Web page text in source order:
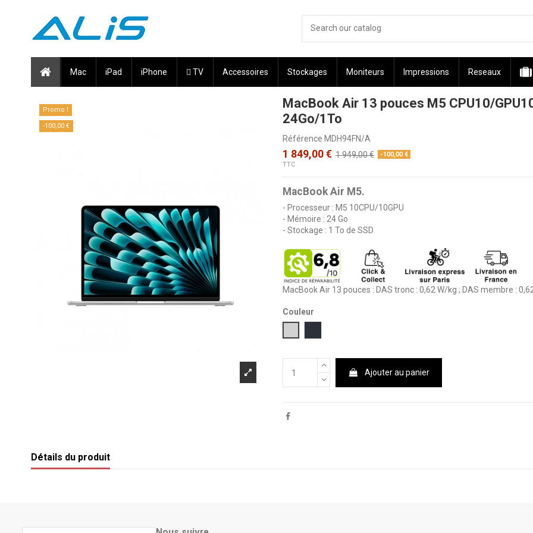
Mac iPad iPhone  TV Accessoires Stockages Moniteurs Impressions Reseaux
Promo !
-100,00 €
MacBook Air 13 pouces M5 CPU10/
24Go/1To
Référence MDH94FN/A
1 849,00 € 1 949,00 €
-100,00 €
TTC
MacBook Air M5.
- Processeur : M5 10CPU/10GPU
- Mémoire : 24 Go
- Stockage : 1 To de SSD
MacBook Air 13 pouces : DAS tronc : 0,62 W/kg ; DAS membre :
Couleur
Ajouter au panier
Détails du produit